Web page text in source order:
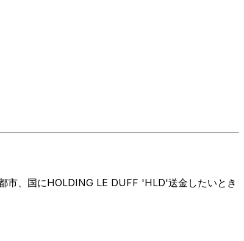
市、国にHOLDING LE DUFF 'HLD'送金したいとき